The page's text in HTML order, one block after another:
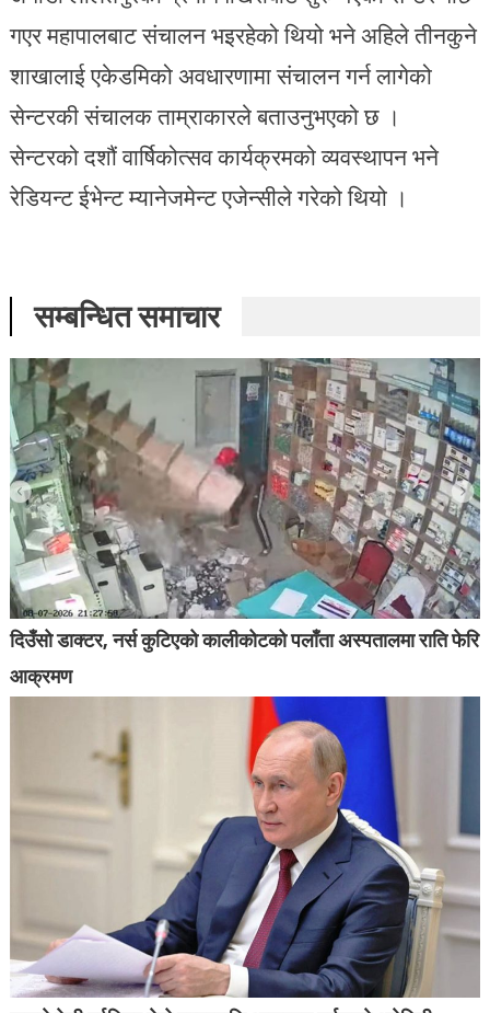
गएर महापालबाट संचालन भइरहेको थियो भने अहिले तीनकुने
शाखालाई एकेडमिको अवधारणामा संचालन गर्न लागेको
सेन्टरकी संचालक ताम्राकारले बताउनुभएको छ ।
सेन्टरको दशौं वार्षिकोत्सव कार्यक्रमको व्यवस्थापन भने
रेडियन्ट ईभेन्ट म्यानेजमेन्ट एजेन्सीले गरेको थियो ।
सम्बन्धित समाचार
दिउँसो डाक्टर, नर्स कुटिएको कालीकोटको पलाँता अस्पतालमा राति फेरि
आक्रमण